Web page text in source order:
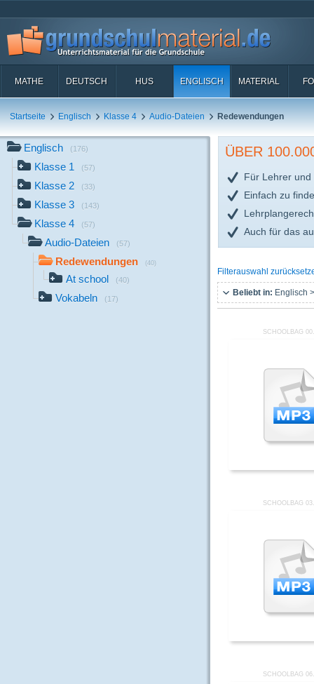
MATHE DEUTSCH HUS ENGLISCH MATERIAL
Startseite Englisch Klasse 4 Audio-Dateien Redewendungen
Englisch (176)
Klasse 1 (57)
Klasse 2 (33)
Klasse 3 (143)
Klasse 4 (57)
Audio-Dateien (57)
Redewendungen (40)
At school (40)
Vokabeln (17)
ÜBER
Für Lehrer und
Einfach zu
Auch für das
Filterauswahl
Beliebt in: Englisch
SCHOOLBAG
SCHOOLBAG
SCHOOLBAG